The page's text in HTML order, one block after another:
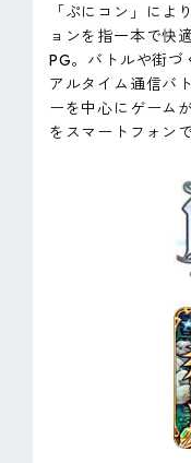
「ぷにコン」によ
ョンを指一本で快
PG。バトルや街づ
アルタイム通信バ
ーを中心にゲーム
をスマートフォン